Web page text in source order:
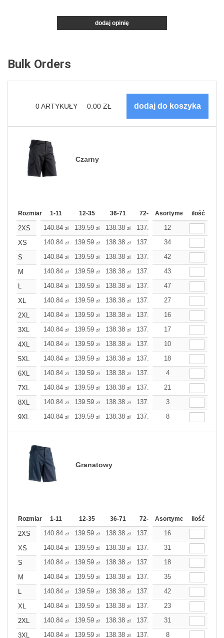
dodaj opinię
Bulk Orders
0ARTYKUŁY 0.00 ZŁ
Czarny
Rozmiar 1-11 12-35 36-71 72-143 144-287 288
Asortyment ilość
2XS 140.84 zł 139.59 zł 138.38 zł 137.17 135.92
12
XS
140.84 zł 139.59 zł 138.38 zł 137.17 135.92
34
S
140.84 zł 139.59 zł 138.38 zł 137.17 135.92
42
M
140.84 zł 139.59 zł 138.38 zł 137.17 135.92
43
L
140.84 zł 139.59 zł 138.38 zł 137.17 135.92
47
XL
140.84 zł 139.59 zł 138.38 zł 137.17 135.92
27
2XL
140.84 zł 139.59 zł 138.38 zł 137.17 135.92
16
3XL
140.84 zł 139.59 zł 138.38 zł 137.17 135.92
17
4XL
140.84 zł 139.59 zł 138.38 zł 137.17 135.92
10
5XL
140.84 zł 139.59 zł 138.38 zł 137.17 135.92
18
6XL
140.84 zł 139.59 zł 138.38 zł 137.17 135.92
4
7XL
140.84 zł 139.59 zł 138.38 zł 137.17 135.92
21
8XL
140.84 zł 139.59 zł 138.38 zł 137.17 135.92
3
9XL
140.84 zł 139.59 zł 138.38 zł 137.17 135.92
8
Granatowy
Rozmiar 1-11 12-35 36-71 72-143 144-287 288
Asortyment ilość
2XS 140.84 zł 139.59 zł 138.38 zł 137.17 135.92
16
XS
140.84 zł 139.59 zł 138.38 zł 137.17 135.92
31
S
140.84 zł 139.59 zł 138.38 zł 137.17 135.92
18
M
140.84 zł 139.59 zł 138.38 zł 137.17 135.92
35
L
140.84 zł 139.59 zł 138.38 zł 137.17 135.92
42
XL
140.84 zł 139.59 zł 138.38 zł 137.17 135.92
23
2XL
140.84 zł 139.59 zł 138.38 zł 137.17 135.92
31
3XL
140.84 zł 139.59 zł 138.38 zł 137.17 135.92
8